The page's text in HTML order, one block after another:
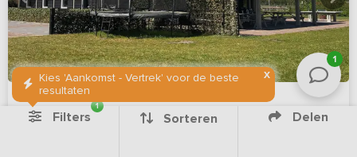
X
Kies 'Aankomst - Vertrek' voor de beste
resultaten
1
Filters
1
Sorteren Delen